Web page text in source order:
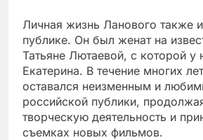
Личная жизнь Ланового также
публике. Он был женат на
Татьяне Лютаевой, с которой у
Екатерина. В течение многих
оставался неизменным и
российской публики,
творческую деятельность и
съемках новых фильмов.